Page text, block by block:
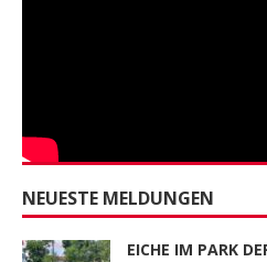
NEUESTE MELDUNGEN
EICHE IM PARK